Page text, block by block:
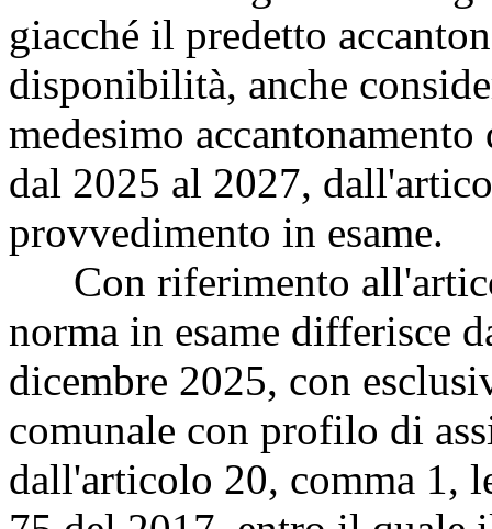
giacché il predetto
disponibilità, anche
medesimo
dal 2025 al 2027,
provvedimento in esame.
Con riferimento
norma in esame differisce
dicembre 2025, con
comunale con profilo di
dall'articolo 20, comma 1,